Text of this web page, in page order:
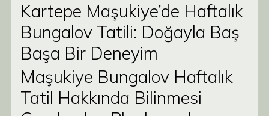
Kartepe Maşukiye’de Haftalık
Bungalov Tatili: Doğayla Baş
Başa Bir Deneyim
Maşukiye Bungalov Haftalık
Tatil Hakkında Bilinmesi